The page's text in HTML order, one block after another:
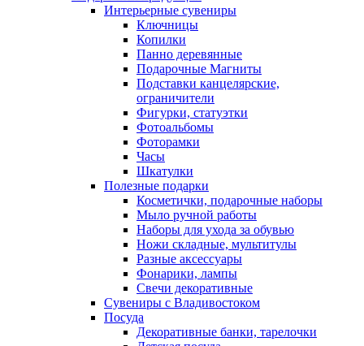
Интерьерные сувениры
Ключницы
Копилки
Панно деревянные
Подарочные Магниты
Подставки канцелярские,
ограничители
Фигурки, статуэтки
Фотоальбомы
Фоторамки
Часы
Шкатулки
Полезные подарки
Косметички, подарочные наборы
Мыло ручной работы
Наборы для ухода за обувью
Ножи складные, мультитулы
Разные аксессуары
Фонарики, лампы
Свечи декоративные
Сувениры с Владивостоком
Посуда
Декоративные банки, тарелочки